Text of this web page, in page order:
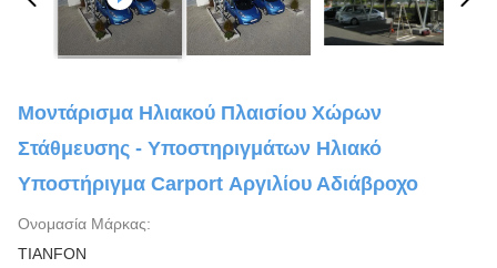
Μοντάρισμα Ηλιακού Πλαισίου Χώρων
Στάθμευσης - Υποστηριγμάτων Ηλιακό
Υποστήριγμα Carport Αργιλίου Αδιάβροχο
Ονομασία Μάρκας:
TIANFON